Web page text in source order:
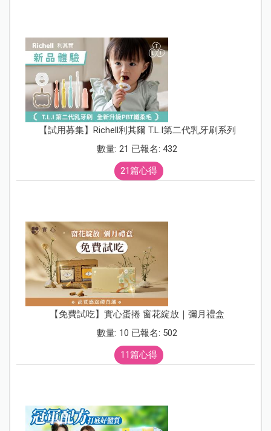
【試用募集】Richell利其爾 T.L.I第二代乳牙刷系列
數量: 21 已報名: 432
21篇心得
【免費試吃】實心蛋捲 窗花綻放｜彌月禮盒
數量: 10 已報名: 502
11篇心得